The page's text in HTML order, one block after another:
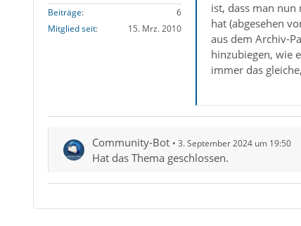
Beiträge
6
Mitglied seit
15. Mrz. 2010
ist, dass man
hat (abgesehen
aus dem Archiv-
hinzubiegen, wie
immer das
Community-Bot 3. September 2024 um 19:50
Hat das Thema geschlossen.